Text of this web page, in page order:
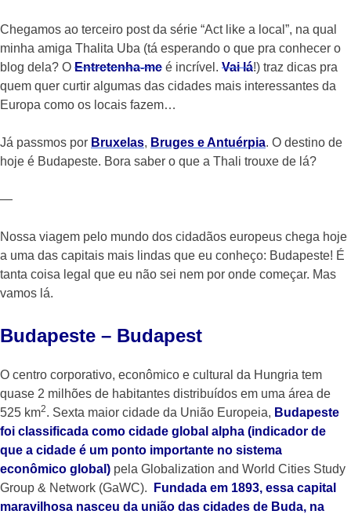
Chegamos ao terceiro post da série “Act like a local”, na qual
minha amiga Thalita Uba (tá esperando o que pra conhecer o
blog dela? O Entretenha-me é incrível. Vai lá!) traz dicas pra
quem quer curtir algumas das cidades mais interessantes da
Europa como os locais fazem…
Já passmos por Bruxelas, Bruges e Antuérpia. O destino de
hoje é Budapeste. Bora saber o que a Thali trouxe de lá?
—
Nossa viagem pelo mundo dos cidadãos europeus chega hoje
a uma das capitais mais lindas que eu conheço: Budapeste! É
tanta coisa legal que eu não sei nem por onde começar. Mas
vamos lá.
Budapeste – Budapest
O centro corporativo, econômico e cultural da Hungria tem
quase 2 milhões de habitantes distribuídos em uma área de
525 km2. Sexta maior cidade da União Europeia, Budapeste
foi classificada como cidade global alpha (indicador de
que a cidade é um ponto importante no sistema
econômico global) pela Globalization and World Cities Study
Group & Network (GaWC).
Fundada em 1893, essa capital
maravilhosa nasceu da união das cidades de Buda, na